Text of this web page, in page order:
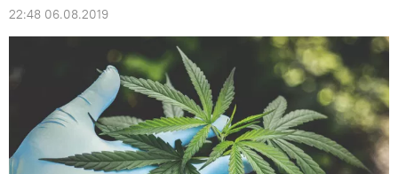
22:48 06.08.2019